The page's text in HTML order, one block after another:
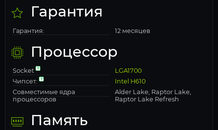
Гарантия
Гарантия: 12 месяцев
Процессор
Socket
LGA1700
Чипсет:
Intel H610
Совместимые ядра
процессоров
Alder Lake, Raptor Lake,
Raptor Lake Refresh
Память